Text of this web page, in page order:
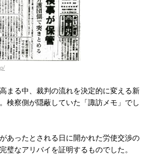
まる中、裁判の流れを決定的に変える新
検察側が隠蔽していた「諏訪メモ」でし
あったとされる日に開かれた労使交渉の
璧なアリバイを証明するものでした。